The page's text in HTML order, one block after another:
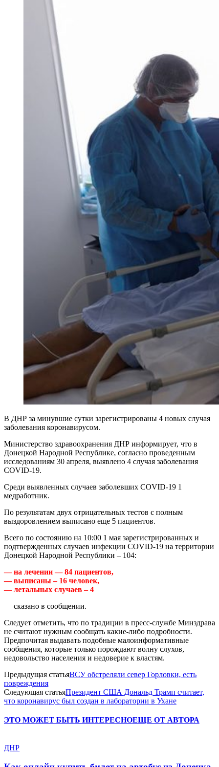
В ДНР за минувшие сутки зарегистрированы 4 новых случая
заболевания коронавирусом.
Министерство здравоохранения ДНР информирует, что в
Донецкой Народной Республике, согласно проведенным
исследованиям 30 апреля, выявлено 4 случая заболевания
COVID-19.
Среди выявленных случаев заболевших COVID-19 1
медработник.
По результатам двух отрицательных тестов с полным
выздоровлением выписано еще 5 пациентов.
Всего по состоянию на 10:00 1 мая зарегистрированных и
подтвержденных случаев инфекции COVID-19 на территории
Донецкой Народной Республики – 104:
— на лечении — 84 пациентов,
— выписаны – 16 человек,
— летальных случаев – 4
— сказано в сообщении.
Следует отметить, что по традиции в пресс-службе Минздрава
не считают нужным сообщать какие-либо подробности.
Предпочитая выдавать подобные малоинформативные
сообщения, которые только порождают волну слухов,
недовольство населения и недоверие к властям.
Предыдущая статьяВСУ обстреляли север Горловки, есть
повреждения
Следующая статьяПрезидент США Дональд Трамп считает,
что коронавирус был создан в лаборатории в Ухане
ЭТО МОЖЕТ БЫТЬ ИНТЕРЕСНОЕЩЕ ОТ АВТОРА
ДНР